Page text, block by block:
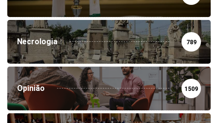
Necrologia 789
Opinião 1509